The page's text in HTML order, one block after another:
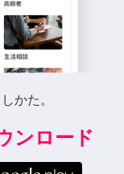
かた。
ンロード